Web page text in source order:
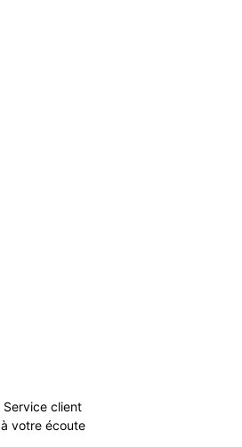
Service client
à votre écoute